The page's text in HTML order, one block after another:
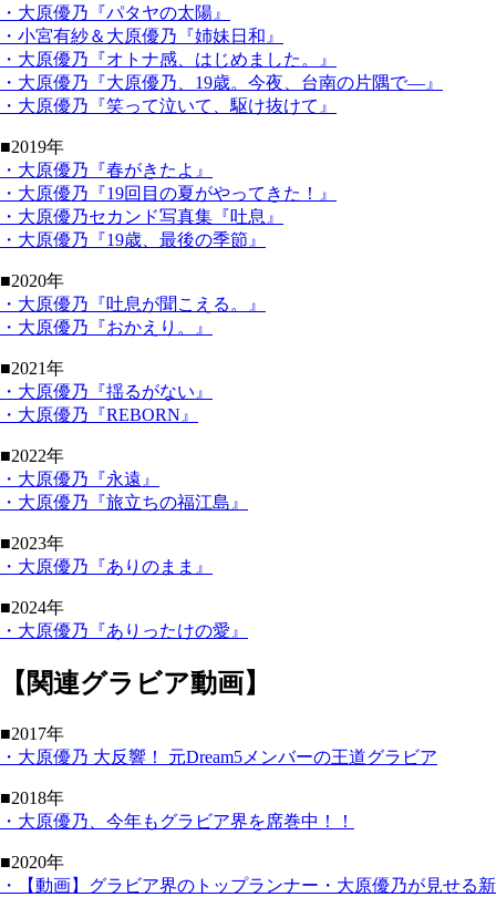
・大原優乃『パタヤの太陽』
・小宮有紗＆大原優乃『姉妹日和』
・大原優乃『オトナ感、はじめました。』
・大原優乃『大原優乃、19歳。今夜、台南の片隅で―』
・大原優乃『笑って泣いて、駆け抜けて』
■2019年
・大原優乃『春がきたよ』
・大原優乃『19回目の夏がやってきた！』
・大原優乃セカンド写真集『吐息』
・大原優乃『19歳、最後の季節』
■2020年
・大原優乃『吐息が聞こえる。』
・大原優乃『おかえり。』
■2021年
・大原優乃『揺るがない』
・大原優乃『REBORN』
■2022年
・大原優乃『永遠』
・大原優乃『旅立ちの福江島』
■2023年
・大原優乃『ありのまま』
■2024年
・大原優乃『ありったけの愛』
【関連グラビア動画】
■2017年
・大原優乃 大反響！ 元Dream5メンバーの王道グラビア
■2018年
・大原優乃、今年もグラビア界を席巻中！！
■2020年
・【動画】グラビア界のトップランナー・大原優乃が見せる新